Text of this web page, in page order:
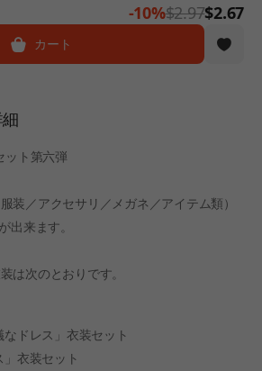
-10%$2.97$2.67
カート
ット第六弾
装／アクセサリ／メガネ／アイテム類）
出来ます。
は次のとおりです。
なドレス」衣装セット
」衣装セット